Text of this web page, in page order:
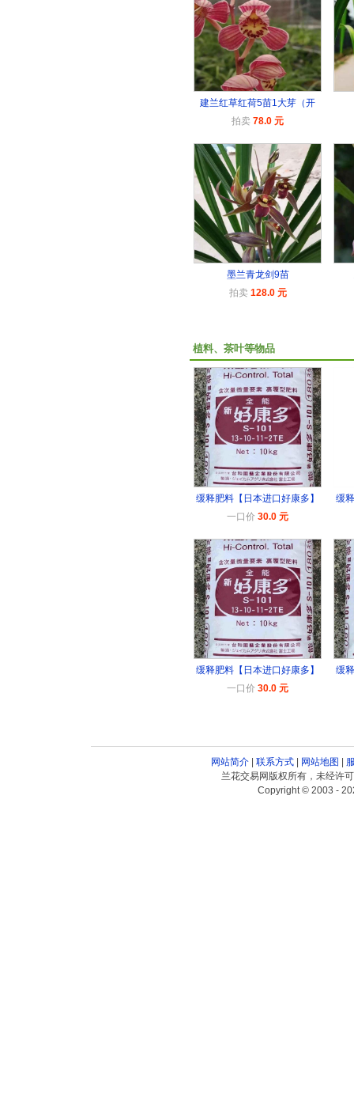
建兰红草红荷5苗1大芽（开
拍卖 78.0 元
墨兰青龙剑9苗
拍卖 128.0 元
植料、茶叶等物品
缓释肥料【日本进口好康多】
一口价 30.0 元
缓
缓释肥料【日本进口好康多】
一口价 30.0 元
缓
网站简介| 联系方式| 网站地图 |
兰花交易网版权所有，未经许
Copyright © 2003 -